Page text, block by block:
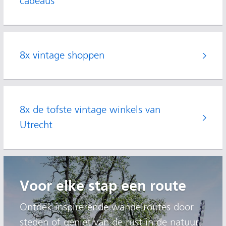
8x vintage shoppen
8x de tofste vintage winkels van
Utrecht
Voor elke stap een route
Ontdek inspirerende wandelroutes door
steden of geniet van de rust in de natuur.